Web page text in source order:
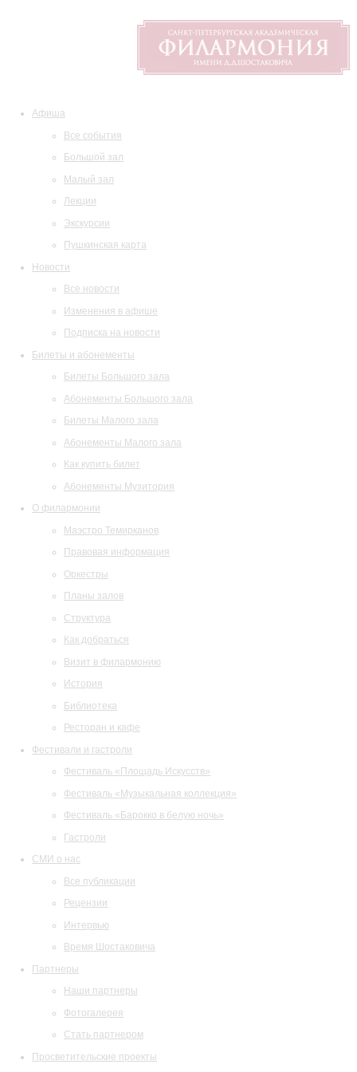
Афиша
Все события
Большой зал
Малый зал
Лекции
Экскурсии
Пушкинская карта
Новости
Все новости
Изменения в афише
Подписка на новости
Билеты и абонементы
Билеты Большого зала
Абонементы Большого зала
Билеты Малого зала
Абонементы Малого зала
Как купить билет
Абонементы Музитория
О филармонии
Маэстро Темирканов
Правовая информация
Оркестры
Планы залов
Структура
Как добраться
Визит в филармонию
История
Библиотека
Ресторан и кафе
Фестивали и гастроли
Фестиваль «Площадь Искусств»
Фестиваль «Музыкальная коллекция»
Фестиваль «Барокко в белую ночь»
Гастроли
СМИ о нас
Все публикации
Рецензии
Интервью
Время Шостаковича
Партнеры
Наши партнеры
Фотогалерея
Стать партнером
Просветительские проекты